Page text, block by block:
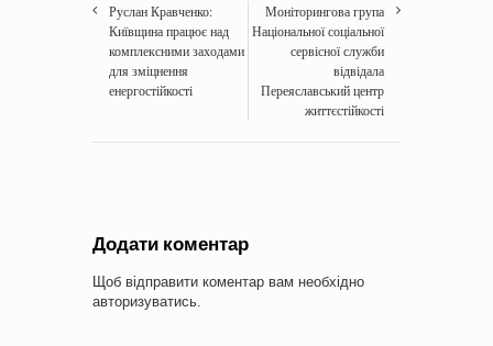
Руслан Кравченко:
Київщина працює над
комплексними заходами
для зміцнення
енергостійкості
Моніторингова група
Національної соціальної
сервісної служби
відвідала
Переяславський центр
життєстійкості
Додати коментар
Щоб відправити коментар вам необхідно
авторизуватись